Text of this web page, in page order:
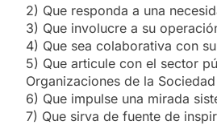
2) Que responda a una
3) Que involucre a su
4) Que sea colaborativa con
5) Que articule con el sector
Organizaciones de la
6) Que impulse una mirada
7) Que sirva de fuente de